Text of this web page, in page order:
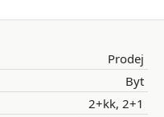
Prodej
Byt
2+kk, 2+1